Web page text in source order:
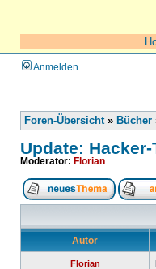
Anmelden
Foren-Übersicht» Bücher
Update:
Moderator: Florian
Autor
Florian